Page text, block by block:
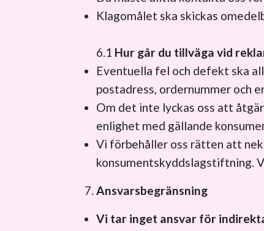
Klagomålet ska skickas
6.1 Hur går du tillväga vid
Eventuella fel och defekt ska
postadress, ordernummer och
Om det inte lyckas oss att
enlighet med gällande
Vi förbehåller oss rätten att
konsumentskyddslagstiftning.
Ansvarsbegränsning
Vi tar inget ansvar för